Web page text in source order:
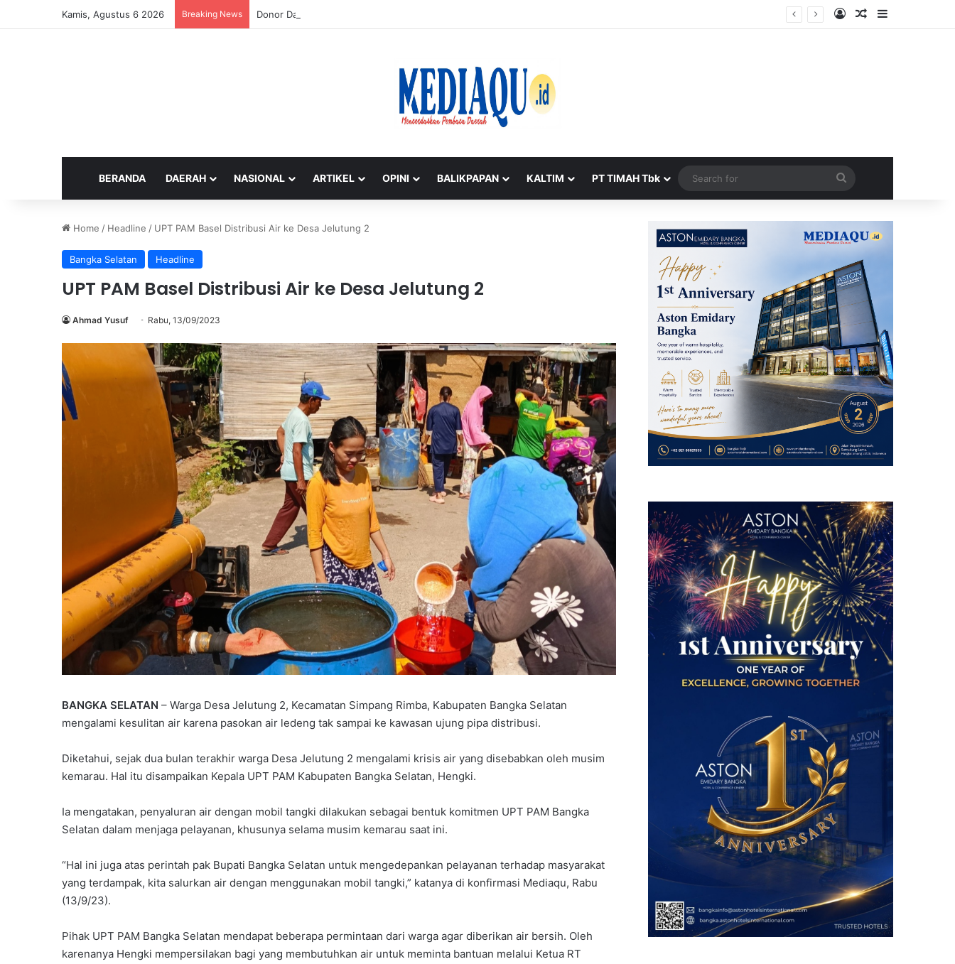
Kamis, Agustus 6 2026 Breaking News Donor Darah HUT ke-50 PT TIMAH di Karimun Kumpulkan 120 Kantong Darah Log InRandom Article
Sidebar
BERANDA DAERAH NASIONAL ARTIKEL OPINI BALIKPAPAN KALTIM PT TIMAH Tbk
for
Home / Headline / UPT PAM Basel Distribusi Air ke Desa Jelutung 2
Bangka Selatan Headline
UPT PAM Basel Distribusi Air ke Desa Jelutung 2
Ahmad Yusuf Rabu, 13/09/2023
BANGKA SELATAN – Warga Desa Jelutung 2, Kecamatan Simpang Rimba, Kabupaten Bangka Selatan
mengalami kesulitan air karena pasokan air ledeng tak sampai ke kawasan ujung pipa distribusi.
Diketahui, sejak dua bulan terakhir warga Desa Jelutung 2 mengalami krisis air yang disebabkan oleh musim
kemarau. Hal itu disampaikan Kepala UPT PAM Kabupaten Bangka Selatan, Hengki.
Ia mengatakan, penyaluran air dengan mobil tangki dilakukan sebagai bentuk komitmen UPT PAM Bangka
Selatan dalam menjaga pelayanan, khusunya selama musim kemarau saat ini.
“Hal ini juga atas perintah pak Bupati Bangka Selatan untuk mengedepankan pelayanan terhadap masyarakat
yang terdampak, kita salurkan air dengan menggunakan mobil tangki,” katanya di konfirmasi Mediaqu, Rabu
(13/9/23).
Pihak UPT PAM Bangka Selatan mendapat beberapa permintaan dari warga agar diberikan air bersih. Oleh
karenanya Hengki mempersilakan bagi yang membutuhkan air untuk meminta bantuan melalui Ketua RT